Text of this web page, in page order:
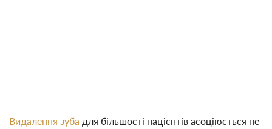
Видалення зуба для більшості пацієнтів асоціюється не